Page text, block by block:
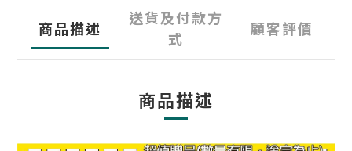
商品描述
送貨及付款方
式
顧客評價
商品描述